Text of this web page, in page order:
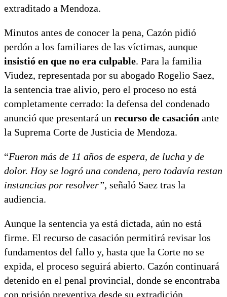
extraditado a Mendoza.
Minutos antes de conocer la pena, Cazón pidió
perdón a los familiares de las víctimas, aunque
insistió en que no era culpable. Para la familia
Viudez, representada por su abogado Rogelio Saez,
la sentencia trae alivio, pero el proceso no está
completamente cerrado: la defensa del condenado
anunció que presentará un recurso de casación ante
la Suprema Corte de Justicia de Mendoza.
“Fueron más de 11 años de espera, de lucha y de
dolor. Hoy se logró una condena, pero todavía restan
instancias por resolver”, señaló Saez tras la
audiencia.
Aunque la sentencia ya está dictada, aún no está
firme. El recurso de casación permitirá revisar los
fundamentos del fallo y, hasta que la Corte no se
expida, el proceso seguirá abierto. Cazón continuará
detenido en el penal provincial, donde se encontraba
con prisión preventiva desde su extradición.